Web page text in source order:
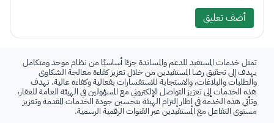
أضف تعليق
تمثل خدمات المستفيد للدعم والمساندة جزءًا أساسيًا من نظام موحد ومتكامل
يهدف إلى تحقيق رضا المستفيدين من خلال تعزيز كفاءة معالجة الشكاوى
والطلبات والبلاغات، والاستجابة للاستفسارات بفعالية وكفاءة عالية. تهدف
هذه الخدمات إلى تعزيز التواصل الإلكتروني مع المسؤولين في الهيئة العامة للعقار،
وتأتي هذه الخدمة في إطار إلتزام الهيئة بتحسين جودة الخدمات المقدمة وتعزيز
مستوى التفاعل مع المستفيدين عبر القنوات الرقمية الرسمية.